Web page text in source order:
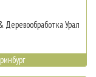
Деревообработка Урал